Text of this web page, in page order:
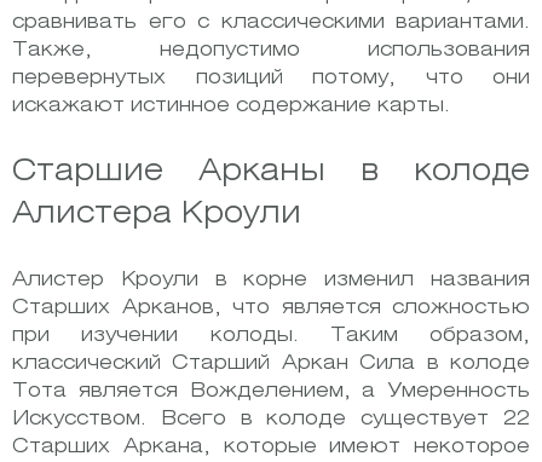
сравнивать его с классическими вариантами.
Также, недопустимо использования
перевернутых позиций потому, что они
искажают истинное содержание карты.
Старшие Арканы в колоде
Алистера Кроули
Алистер Кроули в корне изменил названия
Старших Арканов, что является сложностью
при изучении колоды. Таким образом,
классический Старший Аркан Сила в колоде
Тота является Вожделением, а Умеренность
Искусством. Всего в колоде существует 22
Старших Аркана, которые имеют некоторое